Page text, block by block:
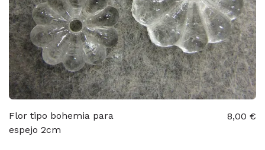
Flor tipo bohemia para
espejo 2cm
8,00 €